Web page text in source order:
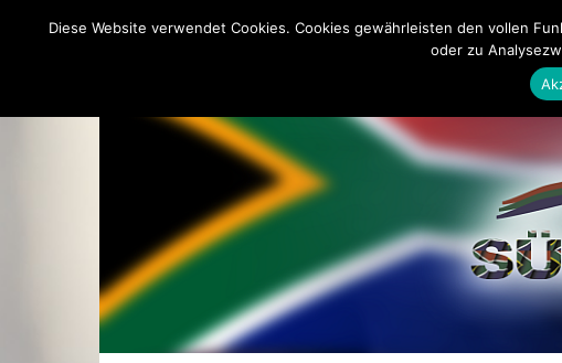
Diese Website verwendet Cookies. Cookies gewährleisten den vollen
oder zu